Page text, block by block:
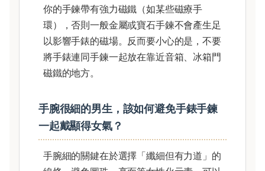
你的手鍊帶有強力磁鐵（如某些磁療手
環），否則一般金屬或寶石手鍊不會產生足
以影響手錶的磁場。反而要小心的是，不要
將手錶連同手鍊一起放在靠近音箱、冰箱門
磁鐵的地方。
手腕很細的男生，該如何避免手錶手鍊
一起戴顯得女氣？
手腕細的關鍵在於選擇「纖細但有力道」的